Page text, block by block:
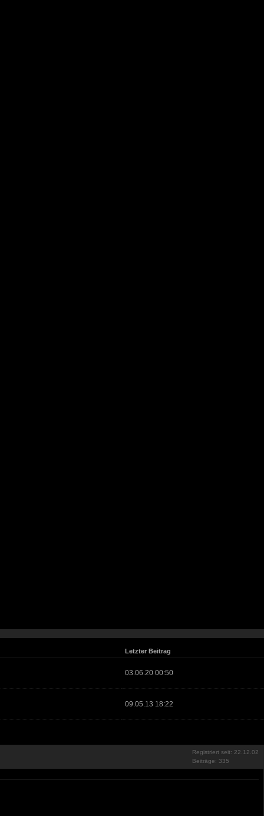
Letzter Beitrag
03.06.20 00:50
09.05.13 18:22
Registriert seit: 22.12.02
Beiträge: 335